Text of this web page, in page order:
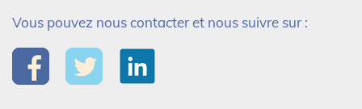
Vous pouvez nous contacter et nous suivre sur :